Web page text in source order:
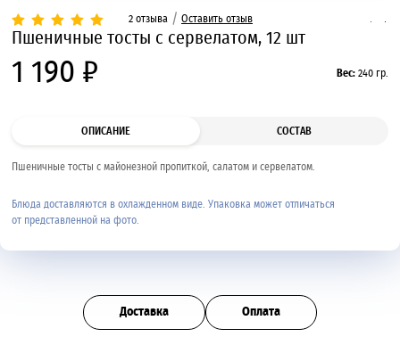
2 отзыва / Оставить отзыв
Пшеничные тосты с сервелатом, 12 шт
1 190 ₽ Вес: 240 гр.
ОПИСАНИЕ СОСТАВ
Пшеничные тосты с майонезной пропиткой, салатом и сервелатом.
Блюда доставляются в охлажденном виде. Упаковка может отличаться
от представленной на фото.
Доставка Оплата